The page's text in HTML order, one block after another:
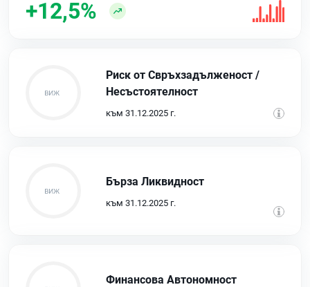
+12,5%
Риск от Свръхзадълженост /
Несъстоятелност
към 31.12.2025 г.
Бърза Ликвидност
към 31.12.2025 г.
Финансова Автономност